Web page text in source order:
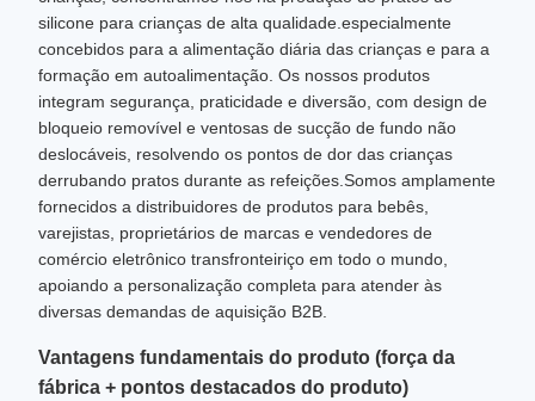
silicone para crianças de alta qualidade.especialmente
concebidos para a alimentação diária das crianças e para a
formação em autoalimentação. Os nossos produtos
integram segurança, praticidade e diversão, com design de
bloqueio removível e ventosas de sucção de fundo não
deslocáveis, resolvendo os pontos de dor das crianças
derrubando pratos durante as refeições.Somos amplamente
fornecidos a distribuidores de produtos para bebês,
varejistas, proprietários de marcas e vendedores de
comércio eletrônico transfronteiriço em todo o mundo,
apoiando a personalização completa para atender às
diversas demandas de aquisição B2B.
Vantagens fundamentais do produto (força da
fábrica + pontos destacados do produto)